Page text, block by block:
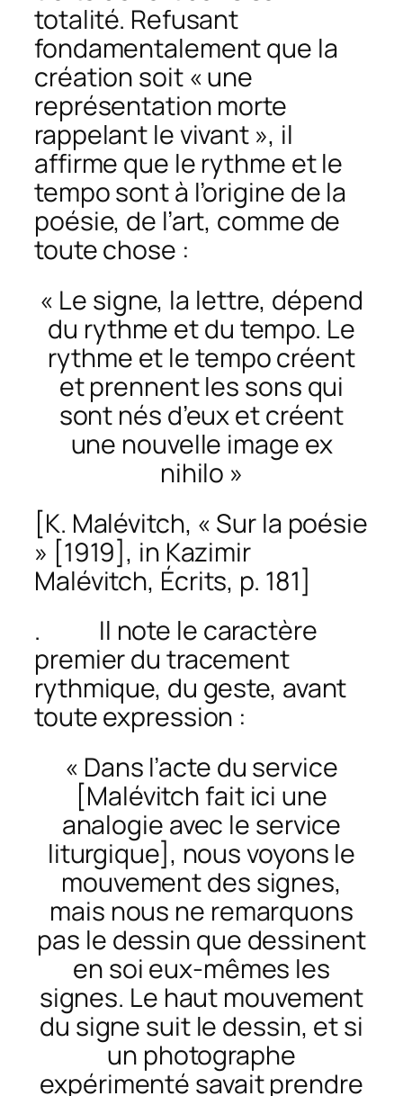
totalité. Refusant
fondamentalement que la
création soit « une
représentation morte
rappelant le vivant », il
affirme que le rythme et le
tempo sont à l’origine de la
poésie, de l’art, comme de
toute chose :
« Le signe, la lettre, dépend
du rythme et du tempo. Le
rythme et le tempo créent
et prennent les sons qui
sont nés d’eux et créent
une nouvelle image ex
nihilo »
[K. Malévitch, « Sur la poésie
» [1919], in Kazimir
Malévitch, Écrits, p. 181]
. Il note le caractère
premier du tracement
rythmique, du geste, avant
toute expression :
« Dans l’acte du service
[Malévitch fait ici une
analogie avec le service
liturgique], nous voyons le
mouvement des signes,
mais nous ne remarquons
pas le dessin que dessinent
en soi eux-mêmes les
signes. Le haut mouvement
du signe suit le dessin, et si
un photographe
expérimenté savait prendre